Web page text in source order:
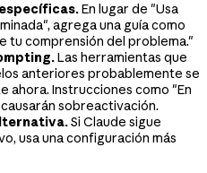
En lugar de "Usa
agrega una guía como
tu comprensión del problema."
Las herramientas que
anteriores probablemente se
ahora. Instrucciones como "En
sobreactivación.
Si Claude sigue
usa una configuración más